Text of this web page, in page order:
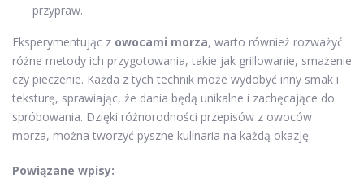
przypraw.
Eksperymentując z owocami morza, warto również rozważyć
różne metody ich przygotowania, takie jak grillowanie, smażenie
czy pieczenie. Każda z tych technik może wydobyć inny smak i
teksturę, sprawiając, że dania będą unikalne i zachęcające do
spróbowania. Dzięki różnorodności przepisów z owoców
morza, można tworzyć pyszne kulinaria na każdą okazję.
Powiązane wpisy: